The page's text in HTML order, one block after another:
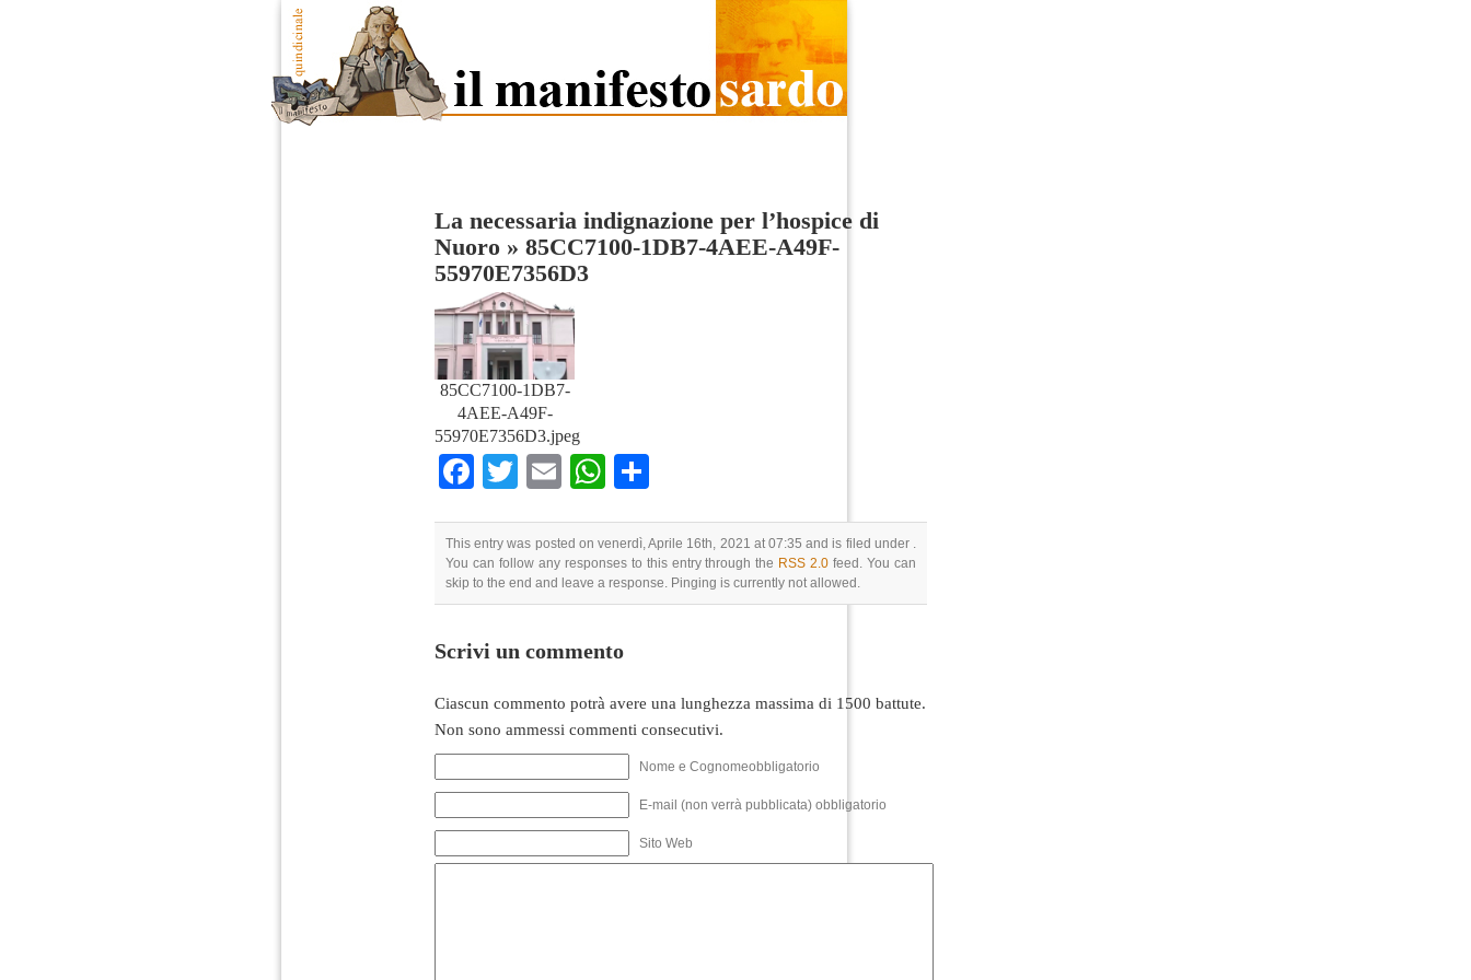
La necessaria indignazione per l’hospice di
Nuoro » 85CC7100-1DB7-4AEE-A49F-
55970E7356D3
85CC7100-1DB7-
4AEE-A49F-
55970E7356D3.jpeg
Facebook
TwitterEmailWhatsApp
This entry was posted on venerdì, Aprile 16th, 2021 at 07:35 and is filed under .
You can follow any responses to this entry through the RSS 2.0 feed. You can
skip to the end and leave a response. Pinging is currently not allowed.
Scrivi un commento
Ciascun commento potrà avere una lunghezza massima di 1500 battute.
Non sono ammessi commenti consecutivi.
Nome e Cognomeobbligatorio
E-mail (non verrà pubblicata) obbligatorio
Sito Web